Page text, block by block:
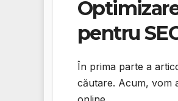
pentru
În prima parte a
căutare. Acum, vom